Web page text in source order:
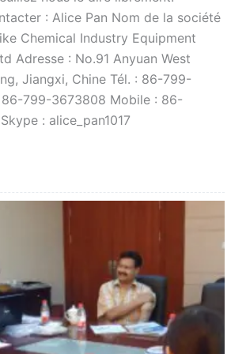
: Alice Pan Nom de la société
Chemical Industry Equipment
Adresse : No.91 Anyuan West
Jiangxi, Chine Tél. : 86-799-
86-799-3673808 Mobile : 86-
: alice_pan1017